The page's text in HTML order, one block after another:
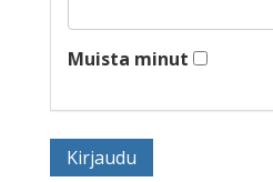
Muista minut